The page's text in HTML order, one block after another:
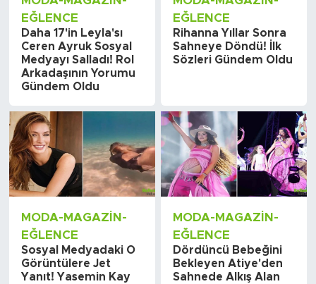
EĞLENCE
Daha 17'in Leyla'sı
Ceren Ayruk Sosyal
Medyayı Salladı! Rol
Arkadaşının Yorumu
Gündem Oldu
EĞLENCE
Rihanna Yıllar Sonra
Sahneye Döndü! İlk
Sözleri Gündem Oldu
MODA-MAGAZIN-
EĞLENCE
Sosyal Medyadaki O
Görüntülere Jet
Yanıt! Yasemin Kay
MODA-MAGAZIN-
EĞLENCE
Dördüncü Bebeğini
Bekleyen Atiye'den
Sahnede Alkış Alan